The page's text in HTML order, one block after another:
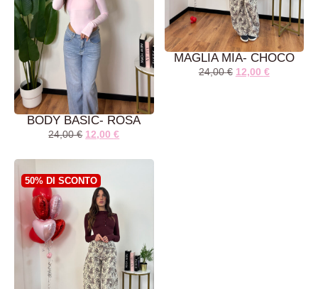
BODY BASIC- ROSA
24,00€ 12,00€
CARRELLO
MAGLIA MIA- CHOCO
24,00€ 12,00 €
50% DI SCONTO